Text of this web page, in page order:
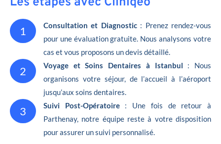
1 Consultation et Diagnostic: Prenez rendez-vous
pour une évaluation gratuite. Nous analysons votre
cas et vous proposons un devis détaillé.
2 Voyage et Soins Dentaires à Istanbul : Nous
organisons votre séjour, de l’accueil à l’aéroport
jusqu’aux soins dentaires.
3 Suivi Post-Opératoire : Une fois de retour à
Parthenay, notre équipe reste à votre disposition
pour assurer un suivi personnalisé.